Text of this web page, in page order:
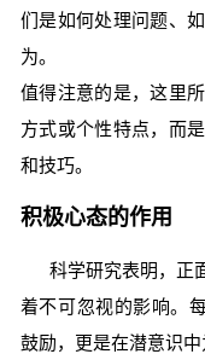
们是如何处理问题、
为。
值得注意的是，这里
方式或个性特点，而
和技巧。
积极心态的作用
科学研究表明，正
着不可忽视的影响。
鼓励，更是在潜意识中